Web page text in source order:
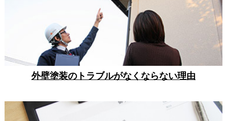
外壁塗装のトラブルがなくならない理由